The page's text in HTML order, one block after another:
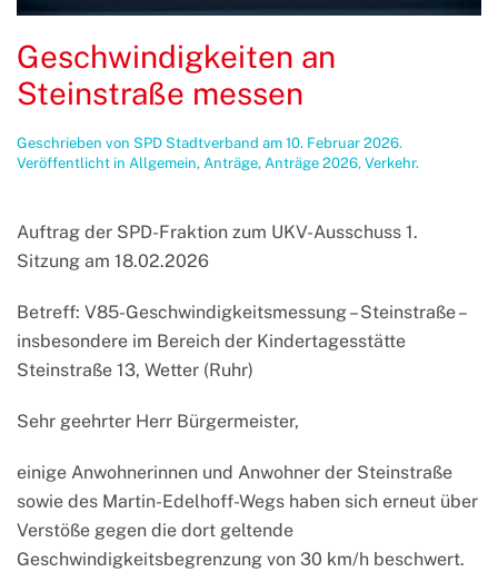
Geschwindigkeiten an
Steinstraße messen
Geschrieben von SPD Stadtverband am 10. Februar 2026.
Veröffentlicht in Allgemein, Anträge, Anträge 2026, Verkehr.
Auftrag der SPD-Fraktion zum UKV-Ausschuss 1.
Sitzung am 18.02.2026
Betreff: V85-Geschwindigkeitsmessung – Steinstraße –
insbesondere im Bereich der Kindertagesstätte
Steinstraße 13, Wetter (Ruhr)
Sehr geehrter Herr Bürgermeister,
einige Anwohnerinnen und Anwohner der Steinstraße
sowie des Martin-Edelhoff-Wegs haben sich erneut über
Verstöße gegen die dort geltende
Geschwindigkeitsbegrenzung von 30 km/h beschwert.